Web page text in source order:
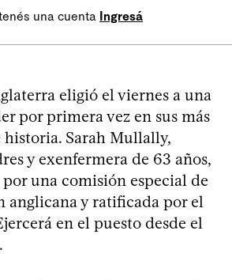
una cuenta Ingresá
eligió el viernes a una
por primera vez en sus más
historia. Sarah Mullally,
y exenfermera de 63 años,
una comisión especial de
anglicana y ratificada por el
en el puesto desde el